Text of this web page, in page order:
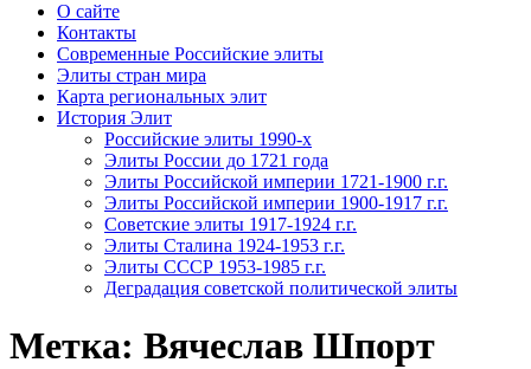
О сайте
Контакты
Современные Российские элиты
Элиты стран мира
Картa региональных элит
История Элит
Российские элиты 1990-х
Элиты России до 1721 года
Элиты Российской империи 1721-1900 г.г.
Элиты Российской империи 1900-1917 г.г.
Советские элиты 1917-1924 г.г.
Элиты Сталина 1924-1953 г.г.
Элиты СССР 1953-1985 г.г.
Деградация советской политической элиты
Метка: Вячеслав Шпорт